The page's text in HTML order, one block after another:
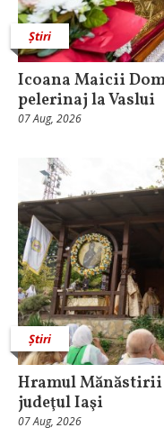
Știri
Icoana Maicii
pelerinaj la Vaslui
07 Aug, 2026
Știri
Hramul Mănăstirii
judeţul Iaşi
07 Aug, 2026